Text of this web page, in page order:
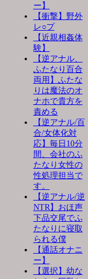
ー】
【衝撃】野外
レ○プ
【近親相姦体
験】
【逆アナル、
ふたなり百合
両用】ふたな
りは魔法のオ
ナホで貴方を
責める
【逆アナル/百
合/女体化対
応】毎日10分
間、会社のふ
たなり女性の
性処理担当で
す。
【逆アナル/逆
NTR】おほ声
下品交尾でふ
たなりに寝取
られる僕
【通話オナニ
ー】
【選択】幼な